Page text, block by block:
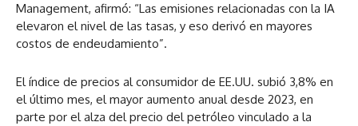
Management, afirmó: “Las emisiones relacionadas con la IA
elevaron el nivel de las tasas, y eso derivó en mayores
costos de endeudamiento”.
El índice de precios al consumidor de EE.UU. subió 3,8% en
el último mes, el mayor aumento anual desde 2023, en
parte por el alza del precio del petróleo vinculado a la